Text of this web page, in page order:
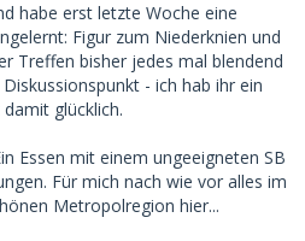
habe erst letzte Woche eine
Figur zum Niederknien und
Treffen bisher jedes mal blendend
- ich hab ihr ein
glücklich.
Essen mit einem ungeeigneten SB
Für mich nach wie vor alles im
Metropolregion hier...